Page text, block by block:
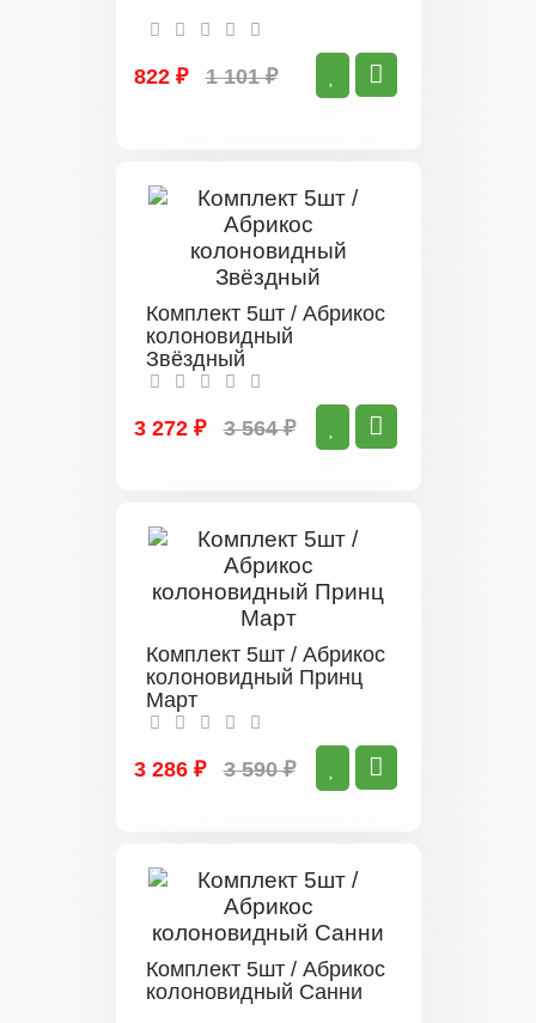
822 ₽ 1 101 ₽
Комплект 5шт / Абрикос
колоновидный
Звёздный
3 272 ₽ 3 564 ₽
Комплект 5шт / Абрикос
колоновидный Принц
Март
3 286 ₽ 3 590 ₽
Комплект 5шт / Абрикос
колоновидный Санни